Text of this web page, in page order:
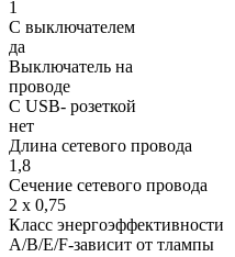
1
С выключателем
да
Выключатель на
проводе
С USB- розеткой
нет
Длина сетевого провода
1,8
Сечение сетевого провода
2 х 0,75
Класс энергоэффективности
A/B/E/F-зависит от тлампы